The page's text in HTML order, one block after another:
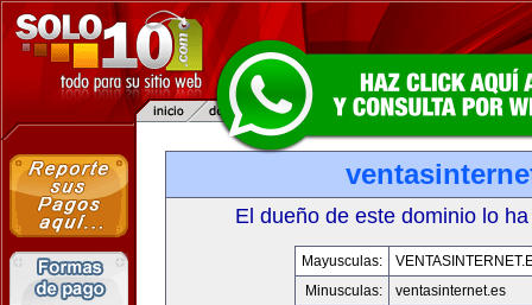
El dueño de este dominio lo
Mayusculas:
Minusculas:
ventasinternet.es